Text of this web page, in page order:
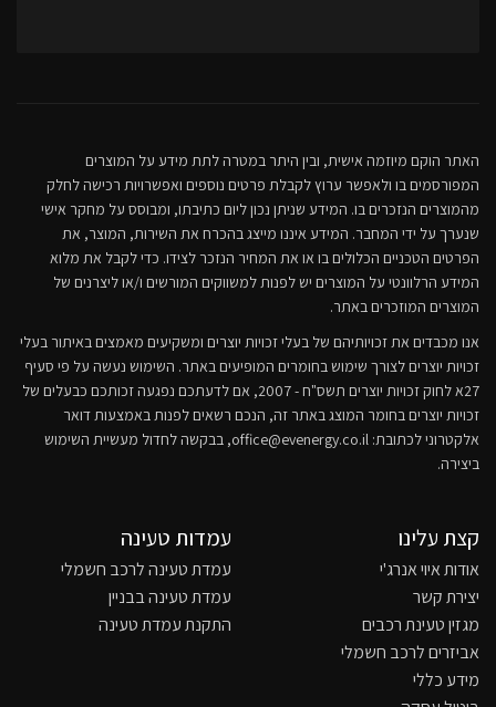
האתר הוקם מיוזמה אישית, ובין היתר במטרה לתת מידע על המוצרים
המפורסמים בו ולאפשר ערוץ לקבלת פרטים נוספים ואפשרויות רכישה לחלק
מהמוצרים הנזכרים בו. המידע שניתן נכון ליום כתיבתו, ומבוסס על מחקר אישי
שנערך על ידי המחבר. המידע איננו מייצג בהכרח את השירות, המוצר, את
הפרטים הטכניים הכלולים בו או את המחיר הנזכר לצידו. כדי לקבל את מלוא
המידע הרלוונטי על המוצרים יש לפנות למשווקים המורשים ו/או ליצרנים של
המוצרים המוזכרים באתר.
אנו מכבדים את זכויותיהם של בעלי זכויות יוצרים ומשקיעים מאמצים באיתור בעלי
זכויות יוצרים לצורך שימוש בחומרים המופיעים באתר. השימוש נעשה על פי סעיף
27א לחוק זכויות יוצרים תשס"ח - 2007, אם לדעתכם נפגעה זכותכם כבעלים של
זכויות יוצרים בחומר המוצג באתר זה, הנכם רשאים לפנות באמצעות דואר
אלקטרוני לכתובת: office@evenergy.co.il, בבקשה לחדול מעשיית השימוש
ביצירה.
קצת עלינו
אודות איוי אנרג'י
יצירת קשר
מגזין טעינת רכבים
אביזרים לרכב חשמלי
מידע כללי
עמדות טעינה
עמדת טעינה לרכב חשמלי
עמדת טעינה בבניין
התקנת עמדת טעינה